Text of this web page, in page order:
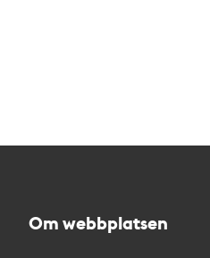
Om webbplatsen